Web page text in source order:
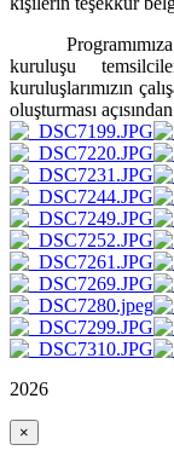
kuruluşu
kuruluşlarımızın
oluşturması
2026
×